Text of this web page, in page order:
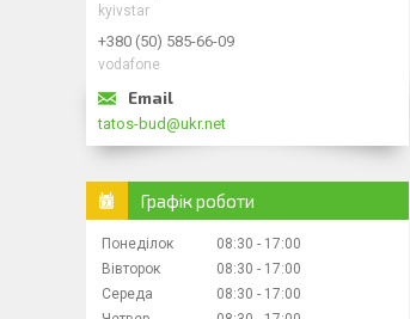
kyivstar
+380 (50) 585-66-09
vodafone
tatos-bud@ukr.net
Графік роботи
Понеділок 08:30
17:00
Вівторок
08:30
17:00
Середа
08:30
17:00